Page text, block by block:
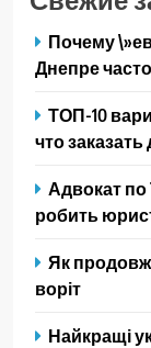
Почему
Днепре
ТОП-10
что
Адвокат по
робить
Як
воріт
Найкращі